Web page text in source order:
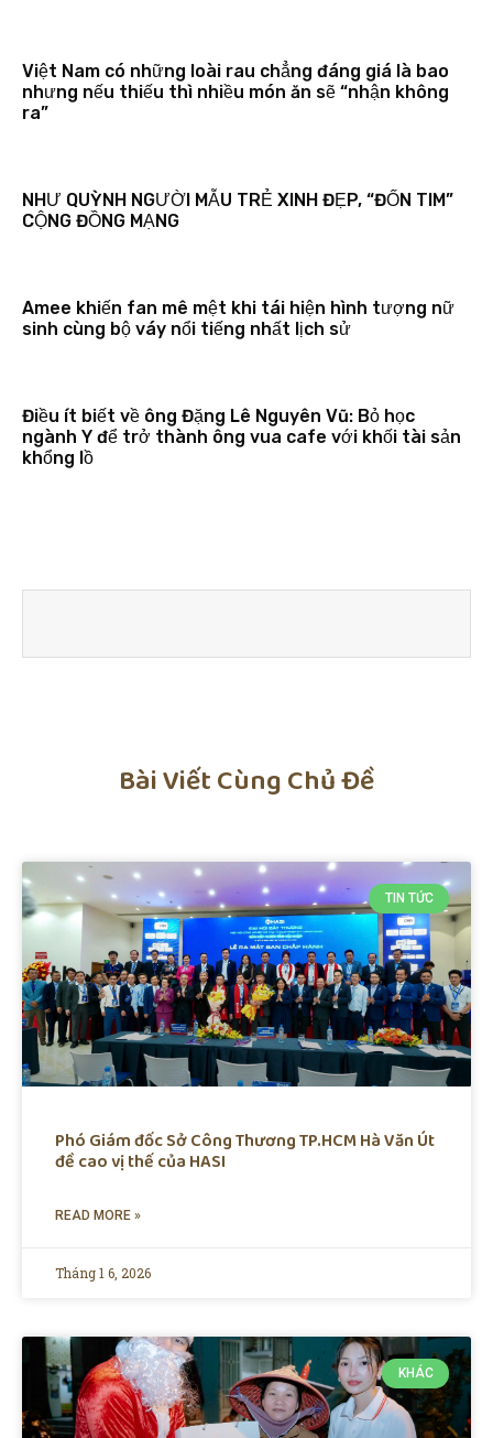
Việt Nam có những loài rau chẳng đáng giá là bao
nhưng nếu thiếu thì nhiều món ăn sẽ “nhận không
ra”
NHƯ QUỲNH NGƯỜI MẪU TRẺ XINH ĐẸP, “ĐỐN TIM”
CỘNG ĐỒNG MẠNG
Amee khiến fan mê mệt khi tái hiện hình tượng nữ
sinh cùng bộ váy nổi tiếng nhất lịch sử
Điều ít biết về ông Đặng Lê Nguyên Vũ: Bỏ học
ngành Y để trở thành ông vua cafe với khối tài sản
khổng lồ
Bài Viết Cùng Chủ Đề
TIN TỨC
Phó Giám đốc Sở Công Thương TP.HCM Hà Văn Út
đề cao vị thế của HASI
READ MORE »
Tháng 1 6, 2026
KHÁC